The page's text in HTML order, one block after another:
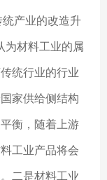
产业的改造升
为材料工业的属
统行业的行业
家供给侧结构
衡，随着上游
工业产品将会
二是材料工业